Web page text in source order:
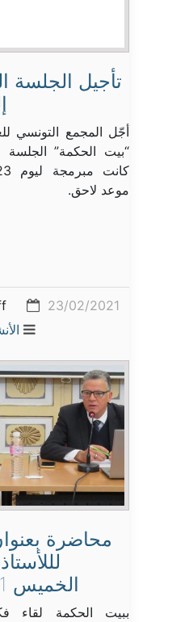
تأجيل الجلسة
أجّل المجمع التونسي
“بيت الحكمة” الجلسة
موعد لاحق.
23/02/2021
محاضرة
الخميس 11 مارس 2021
ببيت الحكمة لقاء